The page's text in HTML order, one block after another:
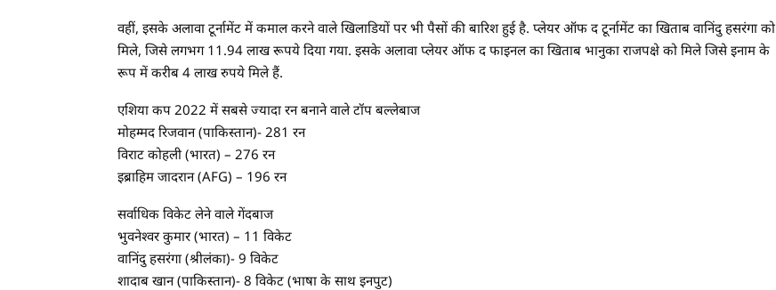
वहीं, इसके अलावा टूर्नामेंट में कमाल करने वाले खिलाडियों पर भी पैसों की बारिश हुई है. प्लेयर ऑफ द टूर्नामेंट का खिताब वानिंदु हसरंगा को
मिले, जिसे लगभग 11.94 लाख रूपये दिया गया. इसके अलावा प्लेयर ऑफ द फाइनल का खिताब भानुका राजपक्षे को मिले जिसे इनाम के
रूप में करीब 4 लाख रुपये मिले हैं.
एशिया कप 2022 में सबसे ज्यादा रन बनाने वाले टॉप बल्लेबाज
मोहम्मद रिजवान (पाकिस्तान)- 281 रन
विराट कोहली (भारत) – 276 रन
इब्राहिम जादरान (AFG) – 196 रन
सर्वाधिक विकेट लेने वाले गेंदबाज
भुवनेश्वर कुमार (भारत) – 11 विकेट
वानिंदु हसरंगा (श्रीलंका)- 9 विकेट
शादाब खान (पाकिस्तान)- 8 विकेट (भाषा के साथ इनपुट)